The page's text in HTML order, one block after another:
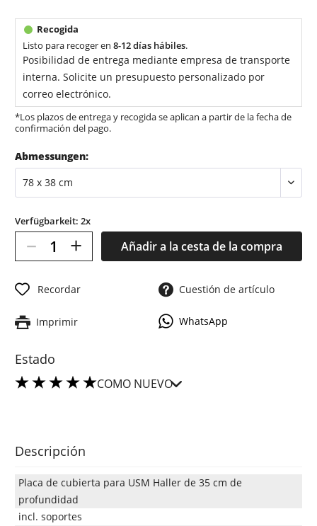
Listo para recoger en8-12 días hábiles.
Posibilidad de entrega mediante empresa de transporte
interna. Solicite un presupuesto personalizado por
correo electrónico.
*Los plazos de entrega y recogida se aplican a partir de la fecha de
confirmación del pago.
Abmessungen:
Verfügbarkeit: 2x
– + Añadir a la cesta de la compra
Recordar Cuestión de artículo
Imprimir WhatsApp
Estado
COMO NUEVO
Descripción
Placa de cubierta para USM Haller de 35 cm de
profundidad
incl. soportes